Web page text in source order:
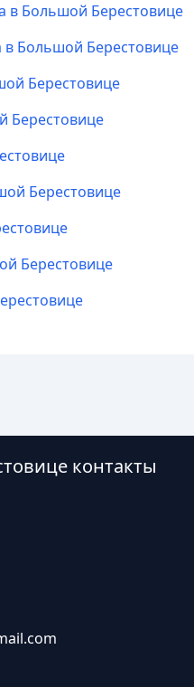
в Большой Берестовице
в Большой Берестовице
Берестовице
Берестовице
Берестовице
Берестовице
контакты